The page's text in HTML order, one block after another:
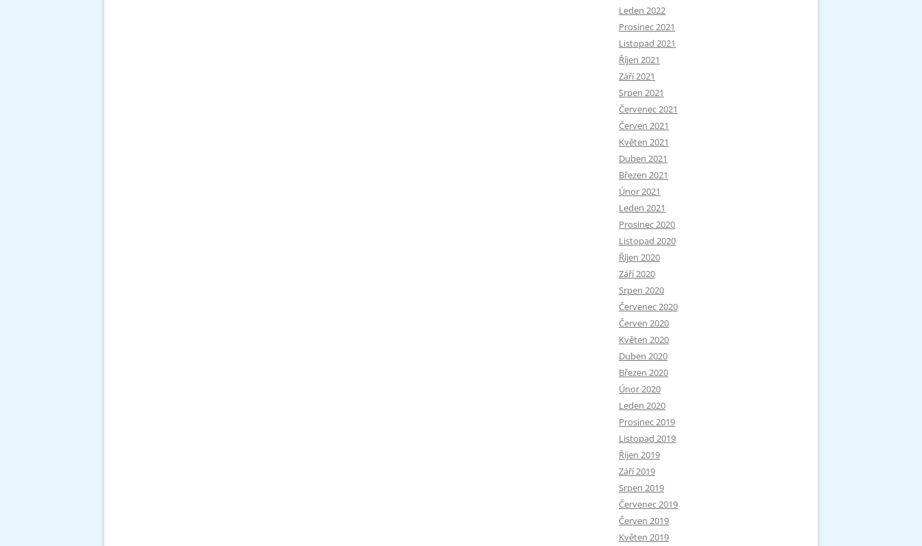
Leden 2022
Prosinec 2021
Listopad 2021
Říjen 2021
Září 2021
Srpen 2021
Červenec 2021
Červen 2021
Květen 2021
Duben 2021
Březen 2021
Únor 2021
Leden 2021
Prosinec 2020
Listopad 2020
Říjen 2020
Září 2020
Srpen 2020
Červenec 2020
Červen 2020
Květen 2020
Duben 2020
Březen 2020
Únor 2020
Leden 2020
Prosinec 2019
Listopad 2019
Říjen 2019
Září 2019
Srpen 2019
Červenec 2019
Červen 2019
Květen 2019